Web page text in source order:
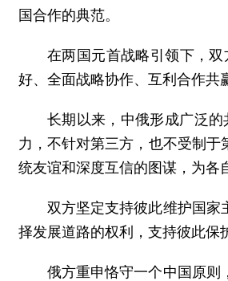
国合作的典范。
在两国元首战略引领下，
好、全面战略协作、互利合作共
长期以来，中俄形成广泛
力，不针对第三方，也不受制
统友谊和深度互信的图谋，为各
双方坚定支持彼此维护国家
择发展道路的权利，支持彼此保
俄方重申恪守一个中国原则